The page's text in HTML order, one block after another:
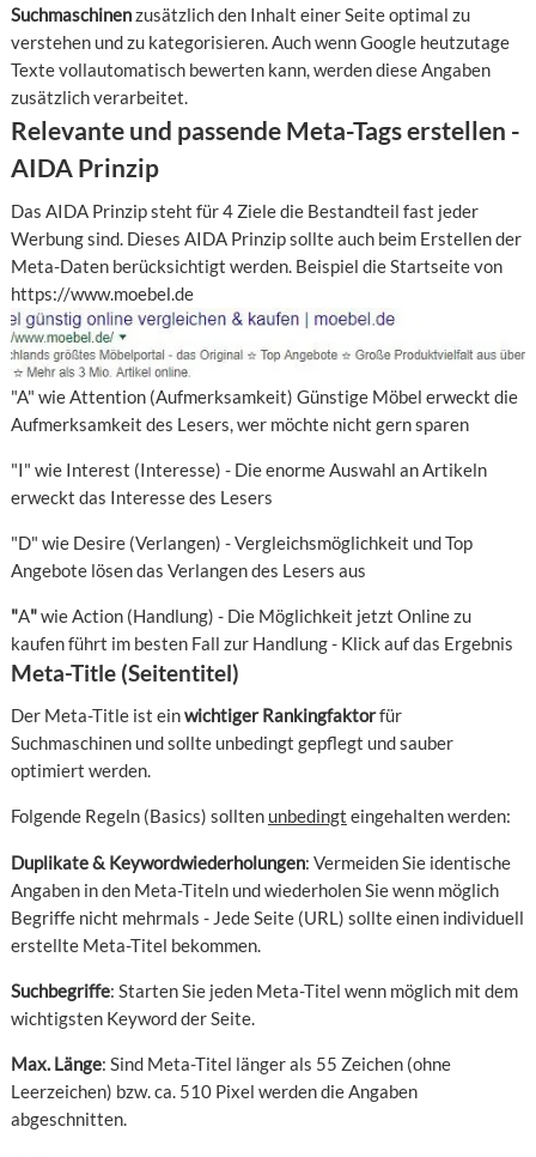
Suchmaschinenzusätzlich den Inhalt einer Seite optimal zu
verstehen und zu kategorisieren. Auch wenn Google heutzutage
Texte vollautomatisch bewerten kann, werden diese Angaben
zusätzlich verarbeitet.
Relevante und passende Meta-Tags erstellen -
AIDA Prinzip
Das AIDA Prinzip steht für 4 Ziele die Bestandteil fast jeder
Werbung sind. Dieses AIDA Prinzip sollte auch beim Erstellen der
Meta-Daten berücksichtigt werden. Beispiel die Startseite von
https://www.moebel.de
"A" wie Attention (Aufmerksamkeit) Günstige Möbel erweckt die
Aufmerksamkeit des Lesers, wer möchte nicht gern sparen
"I" wie Interest (Interesse) - Die enorme Auswahl an Artikeln
erweckt das Interesse des Lesers
"D" wie Desire (Verlangen) - Vergleichsmöglichkeit und Top
Angebote lösen das Verlangen des Lesers aus
"A"wie Action (Handlung) - Die Möglichkeit jetzt Online zu
kaufen führt im besten Fall zur Handlung - Klick auf das Ergebnis
Meta-Title (Seitentitel)
Der Meta-Title ist einwichtiger Rankingfaktorfür
Suchmaschinen und sollte unbedingt gepflegt und sauber
optimiert werden.
Folgende Regeln (Basics) sollten unbedingt eingehalten werden:
Duplikate & Keywordwiederholungen: Vermeiden Sie identische
Angaben in den Meta-Titeln und wiederholen Sie wenn möglich
Begriffe nicht mehrmals - Jede Seite (URL) sollte einen individuell
erstellte Meta-Titel bekommen.
Suchbegriffe: Starten Sie jeden Meta-Titel wenn möglich mit dem
wichtigsten Keyword der Seite.
Max. Länge: Sind Meta-Titel länger als 55 Zeichen (ohne
Leerzeichen) bzw. ca. 510 Pixel werden die Angaben
abgeschnitten.